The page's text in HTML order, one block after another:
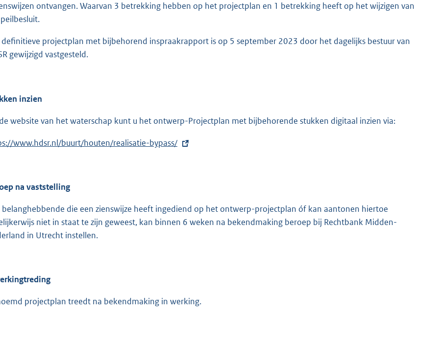
ontvangen. Waarvan 3 betrekking hebben op het projectplan en 1 betrekking heeft op het wijzigen van
definitieve projectplan met bijbehorend inspraakrapport is op 5 september 2023 door het dagelijks bestuur van
gewijzigd vastgesteld.
inzien
website van het waterschap kunt u het ontwerp-Projectplan met bijbehorende stukken digitaal inzien via:
www.hdsr.nl/buurt/houten/realisatie-bypass/
na vaststelling
belanghebbende die een zienswijze heeft ingediend op het ontwerp-projectplan óf kan aantonen hiertoe
niet in staat te zijn geweest, kan binnen 6 weken na bekendmaking beroep bij Rechtbank Midden-
in Utrecht instellen.
projectplan treedt na bekendmaking in werking.